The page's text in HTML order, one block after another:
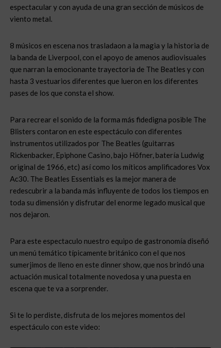
espectacular y con ayuda de una gran sección de músicos de
viento metal.
8 músicos en escena nos trasladaon a la magia y la historia de
la banda de Liverpool, con el apoyo de amenos audiovisuales
que narran la emocionante trayectoria de The Beatles y con
hasta 3 vestuarios diferentes que lueron en los diferentes
pases de los que consta el show.
Para recrear el sonido de la forma más fidedigna posible The
Blisters contaron en este espectáculo con diferentes
instrumentos utilizados por The Beatles (guitarras
Rickenbacker, Epiphone Casino, bajo Höfner, batería Ludwig
original de 1966, etc) así como los míticos amplificadores Vox
Ac30. The Beatles Essentials es la mejor manera de
redescubrir a la banda más influyente de todos los tiempos en
toda su dimensión y disfrutar del enorme legado musical que
nos dejaron.
Para este espectaculo nuestro equipo de gastronomía diseñó
un menú temático típicamente británico con el que nos
sumerjimos de lleno en este dinner show, que nos brindó una
actuación musical totalmente novedosa y una puesta en
escena que te va a sorprender.
Si te lo perdiste, disfruta de los mejores momentos del
espectáculo con este video: